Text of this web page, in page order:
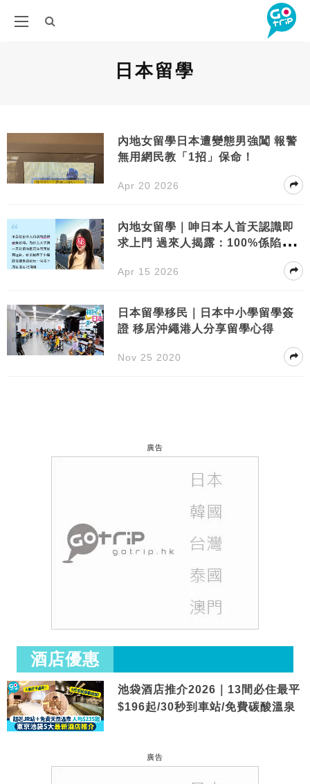
日本留學
內地女留學日本遭變態男強闖 報警
無用網民教「1招」保命！
Apr 20 2026
內地女留學｜呻日本人首天認識即
求上門 過來人揭露：100%係陷
Apr 15 2026
日本留學移民｜日本中小學留學簽
證 移居沖繩港人分享留學心得
Nov 25 2020
廣告
酒店優惠
池袋酒店推介2026｜13間必住最平
$196起/30秒到車站/免費碳酸溫泉
廣告